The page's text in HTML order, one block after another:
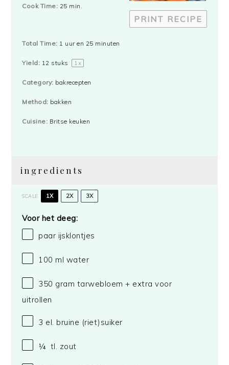
PRINT RECIPE
Cook Time: 25 min.
Total Time: 1 uur en 25 minuten
Yield: 12 stuks 1x
Category: bakrecepten
Method: bakken
Cuisine: Britse keuken
ingredients
SCALE 1X 2X 3X
Voor het deeg:
paar ijsklontjes
100 ml water
350 gram tarwebloem + extra voor
uitrollen
3 el. bruine (riet)suiker
¼ tl. zout